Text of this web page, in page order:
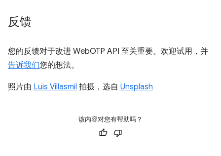
反馈
您的反馈对于改进 WebOTP API 至关重要。欢迎试用，并
告诉我们您的想法。
照片由 Luis Villasmil 拍摄，选自 Unsplash
该内容对您有帮助吗？